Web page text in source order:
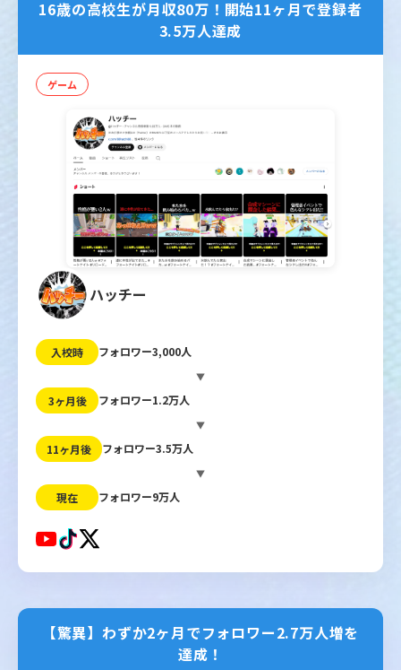
16歳の高校生が月収80万！開始11ヶ月で登録者
3.5万人達成
ゲーム
ハッチー
入校時 フォロワー3,000人
▼
3ヶ月後 フォロワー1.2万人
▼
11ヶ月後 フォロワー3.5万人
▼
現在 フォロワー9万人
【驚異】わずか2ヶ月でフォロワー2.7万人増を
達成！